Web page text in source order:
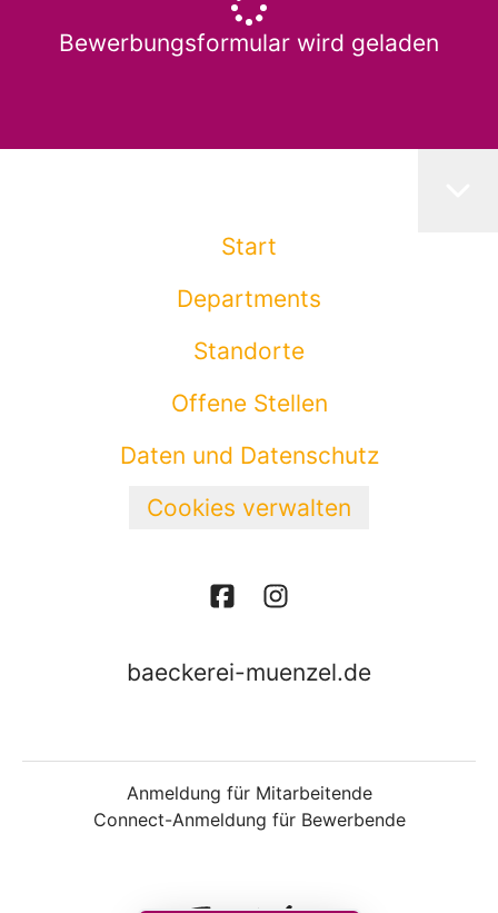
Bewerbungsformular wird geladen
Start
Departments
Standorte
Offene Stellen
Daten und Datenschutz
Cookies verwalten
baeckerei-muenzel.de
Anmeldung für Mitarbeitende
Connect-Anmeldung für Bewerbende